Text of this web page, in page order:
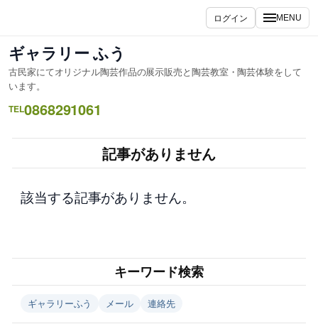
ス
キ
ッ
プ
ログイン MENU
ギャラリー ふう
古民家にてオリジナル陶芸作品の展示販売と陶芸教室・陶芸体験をして
います。
TEL0868291061
記事がありません
該当する記事がありません。
キーワード検索
ギャラリーふう メール 連絡先